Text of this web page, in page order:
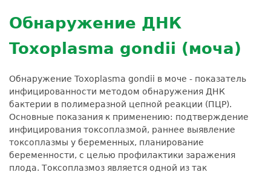
Расшифровка анализов
Обратная связь
Усиление профилактических мер для
безопасности пациентов
Налоговый вычет
лабораторию
Экскурсия в
лабораторию
Вакансии
Документы
здесь
to
top
Обнаружение ДНК
Toxoplasma gondii (моча)
Обнаружение Toxoplasma gondii в моче - показатель
инфицированности методом обнаружения ДНК
бактерии в полимеразной цепной реакции (ПЦР).
Основные показания к применению: подтверждение
инфицирования токсоплазмой, раннее выявление
токсоплазмы у беременных, планирование
беременности, с целью профилактики заражения
плода. Токсоплазмоз является одной из так